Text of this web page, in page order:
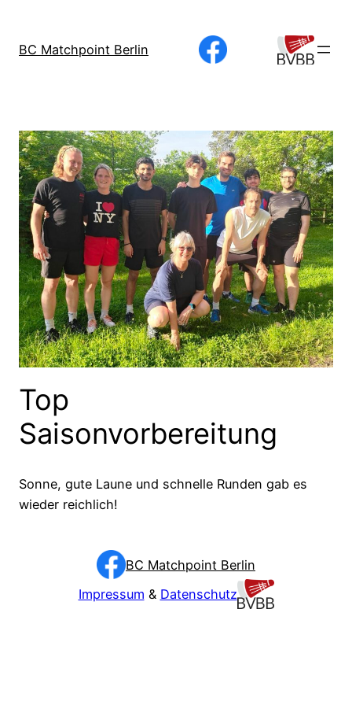
InhaltBC Matchpoint Berlin
Top
Saisonvorbereitung
Sonne, gute Laune und schnelle Runden gab es
wieder reichlich!
BC Matchpoint Berlin
Impressum & Datenschutz